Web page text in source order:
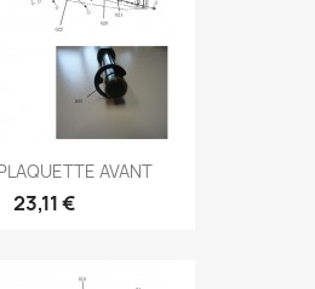
AVANT
23,11 €